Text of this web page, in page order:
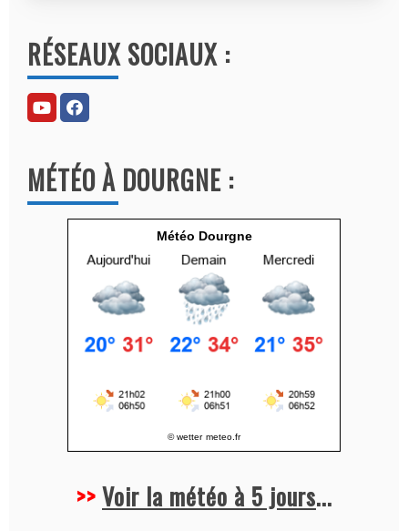
t
e
r
n
t
i
RÉSEAUX SOCIAUX :
MÉTÉO À DOURGNE :
Météo Dourgne
© wetter meteo.fr
>>Voir la météo à 5 jours...